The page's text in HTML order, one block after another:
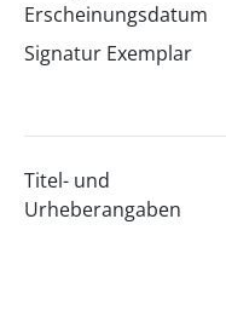
Erscheinungsdatum
Signatur Exemplar
Titel- und
Urheberangaben